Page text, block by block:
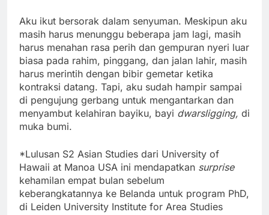
Aku ikut bersorak dalam senyuman. Meskipun aku
masih harus menunggu beberapa jam lagi, masih
harus menahan rasa perih dan gempuran nyeri luar
biasa pada rahim, pinggang, dan jalan lahir, masih
harus merintih dengan bibir gemetar ketika
kontraksi datang. Tapi, aku sudah hampir sampai
di pengujung gerbang untuk mengantarkan dan
menyambut kelahiran bayiku, bayi dwarsligging, di
muka bumi.
*Lulusan S2 Asian Studies dari University of
Hawaii at Manoa USA ini mendapatkan surprise
kehamilan empat bulan sebelum
keberangkatannya ke Belanda untuk program PhD,
di Leiden University Institute for Area Studies